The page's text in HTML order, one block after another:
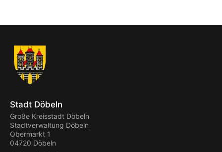
Stadt Döbeln
Große Kreisstadt Döbeln
Stadtverwaltung Döbeln
Obermarkt 1
04720 Döbeln